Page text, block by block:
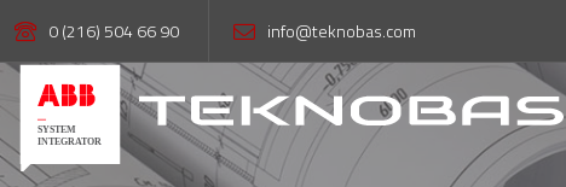
0 (216) 504 66 90 info@teknobas.com